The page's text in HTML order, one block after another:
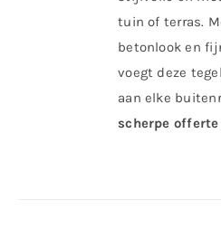
tuin of terras.
betonlook en
voegt deze
aan elke
scherpe